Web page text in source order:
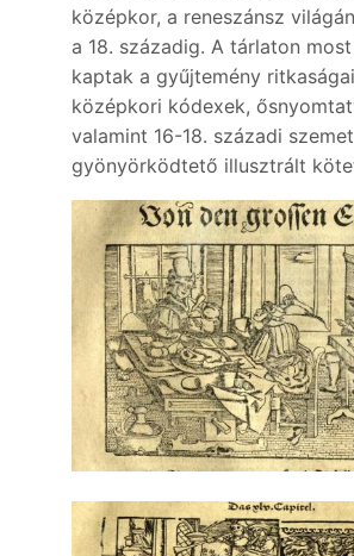
középkor, a reneszánsz
a 18. századig. A tárlaton
kaptak a gyűjtemény
középkori kódexek,
valamint 16-18. századi szemet
gyönyörködtető illusztrált